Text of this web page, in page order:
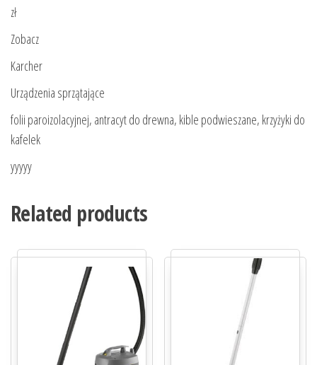
zł
Zobacz
Karcher
Urządzenia sprzątające
folii paroizolacyjnej, antracyt do drewna, kible podwieszane, krzyżyki do
kafelek
yyyyy
Related products